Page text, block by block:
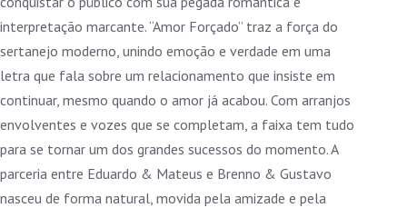
interpretação marcante. “Amor Forçado” traz a força do
sertanejo moderno, unindo emoção e verdade em uma
letra que fala sobre um relacionamento que insiste em
continuar, mesmo quando o amor já acabou. Com arranjos
envolventes e vozes que se completam, a faixa tem tudo
para se tornar um dos grandes sucessos do momento. A
parceria entre Eduardo & Mateus e Brenno & Gustavo
nasceu de forma natural, movida pela amizade e pela